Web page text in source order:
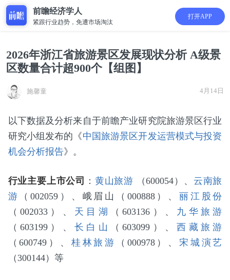
前瞻经济学人
紧跟行业趋势，免遭市场淘汰
打开APP
2026年浙江省旅游景区发展现状分析 A级景
区数量合计超900个【组图】
施馨童 4月14日
以下数据及分析来自于前瞻产业研究院旅游景区行业
研究小组发布的《中国旅游景区开发运营模式与投资
机会分析报告》。
行业主要上市公司 ： 黄山旅游 （600054）、 云南旅
游
（002059）、峨眉山（000888）、丽江股份
（002033）、 天目湖 （603136）、 九华旅游
（603199）、 长白山 （603099）、西藏旅游
（600749）、 桂林旅游 （000978）、宋城演艺
（300144）等